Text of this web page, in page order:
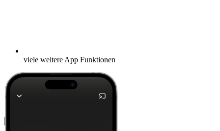
viele weitere App Funktionen